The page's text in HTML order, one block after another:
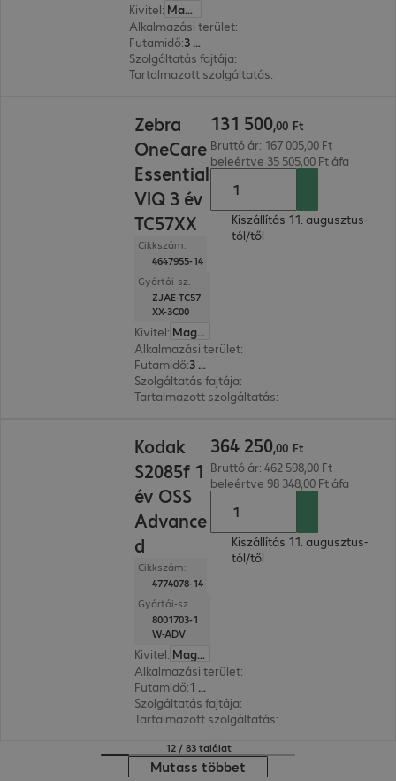
Kivitel:
Magyar
Alkalmazási terület:
Futamidő:
3 év
Szolgáltatás fajtája:
Tartalmazott szolgáltatás:
Zebra
OneCare
Essential
VIQ 3 év
TC57XX
Cikkszám:
4647955-14
Gyártói-sz.
ZJAE-TC57
XX-3C00
Kivitel:
Magyar
Alkalmazási terület:
Futamidő:
3 év
Szolgáltatás fajtája:
Tartalmazott szolgáltatás:
131 500,00 Ft
Bruttó ár: 167 005,00 Ft
beleértve 35 505,00 Ft áfa
Kiszállítás 11. augusztus-
tól/től
Kodak
S2085f 1
év OSS
Advance
d
Cikkszám:
4774078-14
Gyártói-sz.
8001703-1
W-ADV
Kivitel:
Magyar
Alkalmazási terület:
Futamidő:
1 év
Szolgáltatás fajtája:
Tartalmazott szolgáltatás:
364 250,00 Ft
Bruttó ár: 462 598,00 Ft
beleértve 98 348,00 Ft áfa
Kiszállítás 11. augusztus-
tól/től
12 / 83 találat
Mutass többet